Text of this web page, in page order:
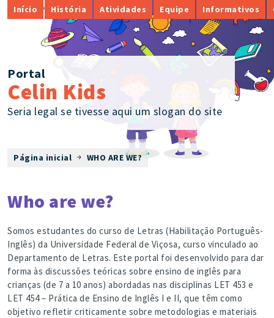
Início História Atividades Equipe Informativos
Portal
Celin Kids
Seria legal se tivesse aqui um slogan do site
Página inicial WHO ARE WE?
Who are we?
Somos estudantes do curso de Letras (Habilitação Português-
Inglês) da Universidade Federal de Viçosa, curso vinculado ao
Departamento de Letras. Este portal foi desenvolvido para dar
forma às discussões teóricas sobre ensino de inglês para
crianças (de 7 a 10 anos) abordadas nas disciplinas LET 453 e
LET 454 – Prática de Ensino de Inglês I e II, que têm como
objetivo refletir criticamente sobre metodologias e materiais